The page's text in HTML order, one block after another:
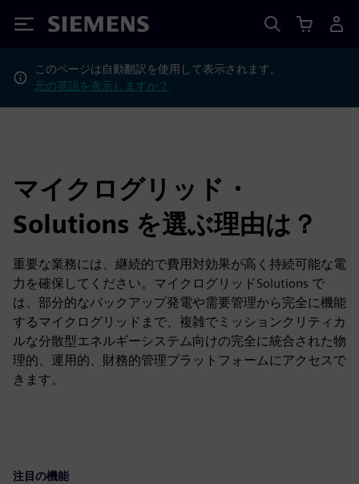
Siemens
このページは自動翻訳を使用して表示されます。
元の英語を表示しますか？
マイクログリッド・
Solutions を選ぶ理由は？
重要な業務には、継続的で費用対効果が高く持続可能な電
力を確保してください。マイクログリッドSolutions で
は、部分的なバックアップ発電や需要管理から完全に機能
するマイクログリッドまで、複雑でミッションクリティカ
ルな分散型エネルギーシステム向けの完全に統合された物
理的、運用的、財務的管理プラットフォームにアクセスで
きます。
注目の機能